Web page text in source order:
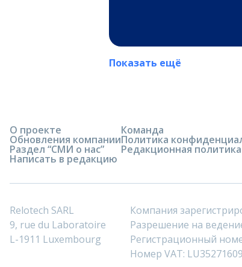
Показать ещё
О проекте
Обновления компании
Раздел “СМИ о нас”
Написать в редакцию
Команда
Политика
Редакционная политика
Relotech SARL
9, rue du Laboratoire
L-1911 Luxembourg
Компания
Разрешение на
Регистрационный
Номер VAT: LU35271609